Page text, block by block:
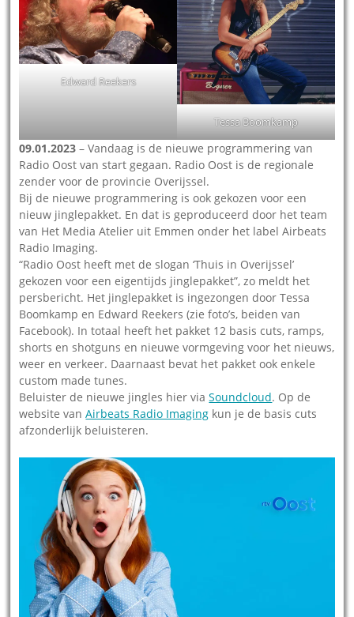
Edward Reekers
Tessa Boomkamp
09.01.2023 – Vandaag is de nieuwe programmering van
Radio Oost van start gegaan. Radio Oost is de regionale
zender voor de provincie Overijssel.
Bij de nieuwe programmering is ook gekozen voor een
nieuw jinglepakket. En dat is geproduceerd door het team
van Het Media Atelier uit Emmen onder het label Airbeats
Radio Imaging.
“Radio Oost heeft met de slogan ‘Thuis in Overijssel’
gekozen voor een eigentijds jinglepakket”, zo meldt het
persbericht. Het jinglepakket is ingezongen door Tessa
Boomkamp en Edward Reekers (zie foto’s, beiden van
Facebook). In totaal heeft het pakket 12 basis cuts, ramps,
shorts en shotguns en nieuwe vormgeving voor het nieuws,
weer en verkeer. Daarnaast bevat het pakket ook enkele
custom made tunes.
Beluister de nieuwe jingles hier viaSoundcloud. Op de
website vanAirbeats Radio Imaging kun je de basis cuts
afzonderlijk beluisteren.